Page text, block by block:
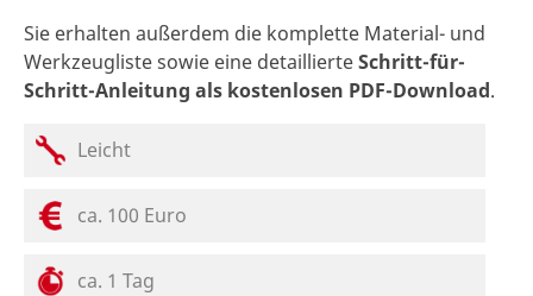
Sie erhalten außerdem die komplette Material- und
Werkzeugliste sowie eine detaillierteSchritt-für-
Schritt-Anleitung als kostenlosen PDF-Download.
Leicht
ca. 100 Euro
ca. 1 Tag